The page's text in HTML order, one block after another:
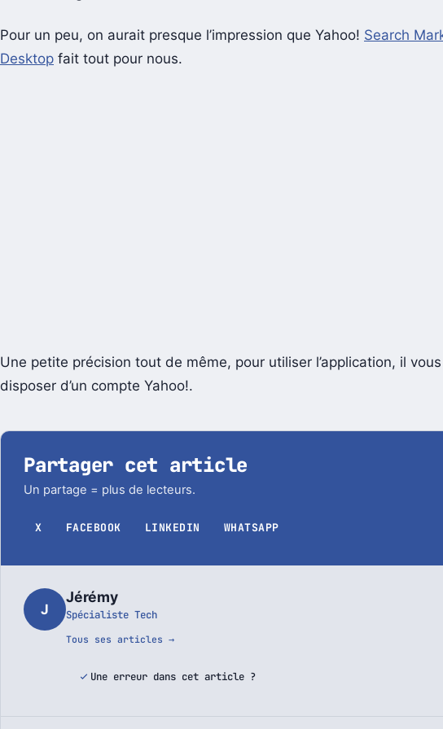
Pour un peu, on aurait presque l’impression que Yahoo! Search
Desktop fait tout pour nous.
Une petite précision tout de même, pour utiliser l’application, il vous
Partager cet article
Jérémy